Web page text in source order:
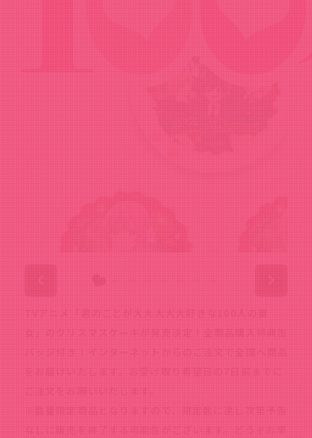
TVアニメ「君のことが大大大大大好きな100人の彼
女」のクリスマスケーキが発売決定！全商品購入特典缶
バッジ付き！インターネットからのご注文で全国へ商品
をお届けいたします。お受け取り希望日の7日前までに
ご注文をお願いいたします。
※数量限定商品となりますので、規定数に達し次第予告
なしに販売を終了する可能性がございます。どうぞお早